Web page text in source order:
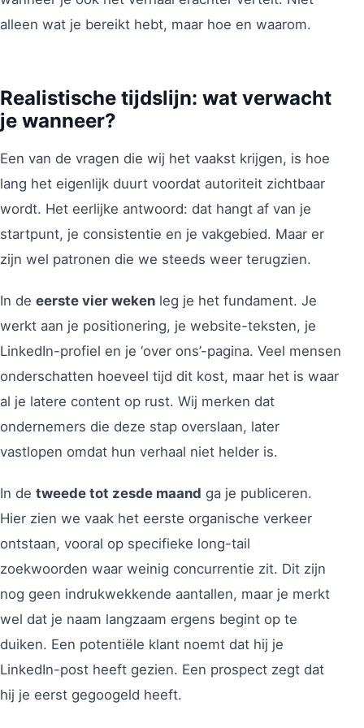
alleen wat je bereikt hebt, maar hoe en waarom.
Realistische tijdslijn: wat verwacht
je wanneer?
Een van de vragen die wij het vaakst krijgen, is hoe
lang het eigenlijk duurt voordat autoriteit zichtbaar
wordt. Het eerlijke antwoord: dat hangt af van je
startpunt, je consistentie en je vakgebied. Maar er
zijn wel patronen die we steeds weer terugzien.
In de eerste vier weken leg je het fundament. Je
werkt aan je positionering, je website-teksten, je
LinkedIn-profiel en je ‘over ons’-pagina. Veel mensen
onderschatten hoeveel tijd dit kost, maar het is waar
al je latere content op rust. Wij merken dat
ondernemers die deze stap overslaan, later
vastlopen omdat hun verhaal niet helder is.
In de tweede tot zesde maand ga je publiceren.
Hier zien we vaak het eerste organische verkeer
ontstaan, vooral op specifieke long-tail
zoekwoorden waar weinig concurrentie zit. Dit zijn
nog geen indrukwekkende aantallen, maar je merkt
wel dat je naam langzaam ergens begint op te
duiken. Een potentiële klant noemt dat hij je
LinkedIn-post heeft gezien. Een prospect zegt dat
hij je eerst gegoogeld heeft.